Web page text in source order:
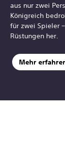
aus nur zwei
Königreich
für zwei Spieler
Rüstungen her.
Mehr